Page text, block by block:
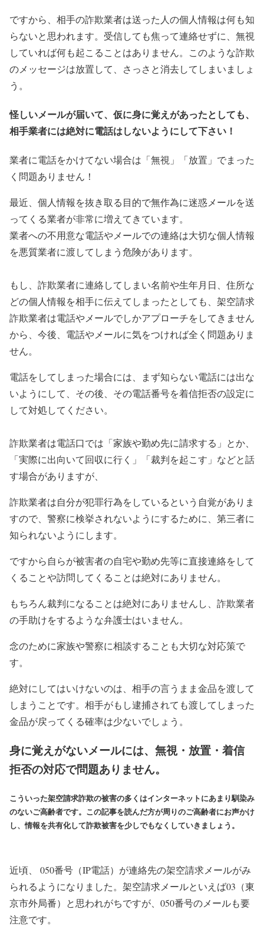
ですから、相手の詐欺業者は送った人の個人情報は何も知
らないと思われます。受信しても焦って連絡せずに、無視
していれば何も起こることはありません。このような詐欺
のメッセージは放置して、さっさと消去してしまいましょ
う。
怪しいメールが届いて、仮に身に覚えがあったとしても、
相手業者には絶対に電話はしないようにして下さい！
業者に電話をかけてない場合は「無視」「放置」でまった
く問題ありません！
最近、個人情報を抜き取る目的で無作為に迷惑メールを送
ってくる業者が非常に増えてきています。
業者への不用意な電話やメールでの連絡は大切な個人情報
を悪質業者に渡してしまう危険があります。
もし、詐欺業者に連絡してしまい名前や生年月日、住所な
どの個人情報を相手に伝えてしまったとしても、架空請求
詐欺業者は電話やメールでしかアプローチをしてきません
から、今後、電話やメールに気をつければ全く問題ありま
せん。
電話をしてしまった場合には、まず知らない電話には出な
いようにして、その後、その電話番号を着信拒否の設定に
して対処してください。
詐欺業者は電話口では「家族や勤め先に請求する」とか、
「実際に出向いて回収に行く」「裁判を起こす」などと話
す場合がありますが、
詐欺業者は自分が犯罪行為をしているという自覚がありま
すので、警察に検挙されないようにするために、第三者に
知られないようにします。
ですから自らが被害者の自宅や勤め先等に直接連絡をして
くることや訪問してくることは絶対にありません。
もちろん裁判になることは絶対にありませんし、詐欺業者
の手助けをするような弁護士はいません。
念のために家族や警察に相談することも大切な対応策で
す。
絶対にしてはいけないのは、相手の言うまま金品を渡して
しまうことです。相手がもし逮捕されても渡してしまった
金品が戻ってくる確率は少ないでしょう。
身に覚えがないメールには、無視・放置・着信
拒否の対応で問題ありません。
こういった架空請求詐欺の被害の多くはインターネットにあまり馴染み
のないご高齢者です。この記事を読んだ方が周りのご高齢者にお声かけ
し、情報を共有化して詐欺被害を少しでもなくしていきましょう。
近頃、 050番号（IP電話）が連絡先の架空請求メールがみ
られるようになりました。架空請求メールといえば03（東
京市外局番）と思われがちですが、050番号のメールも要
注意です。